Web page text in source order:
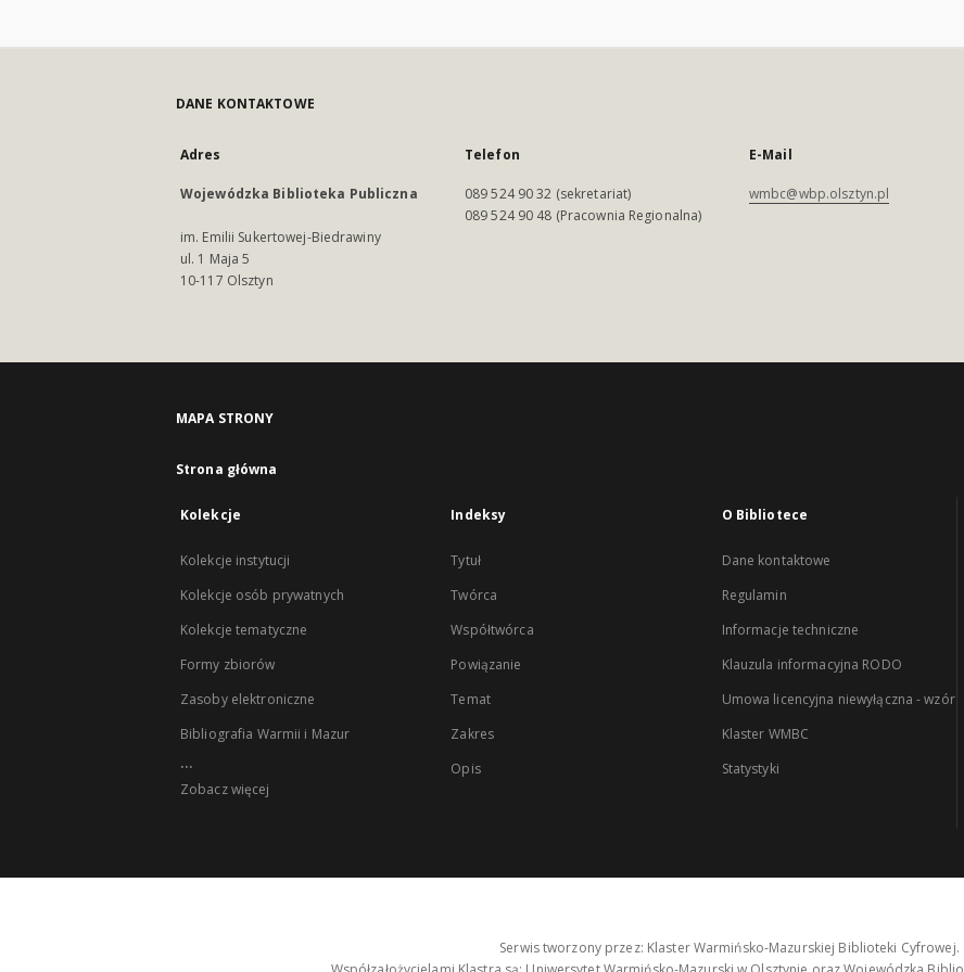
DANE KONTAKTOWE
Adres
Wojewódzka Biblioteka Publiczna
im. Emilii Sukertowej-Biedrawiny
ul. 1 Maja 5
10-117 Olsztyn
Telefon
089 524 90 32 (sekretariat)
089 524 90 48 (Pracownia Regionalna)
E-Mail
wmbc@wbp.olsztyn.pl
MAPA STRONY
Strona główna
Kolekcje
Kolekcje instytucji
Kolekcje osób prywatnych
Kolekcje tematyczne
Formy zbiorów
Zasoby elektroniczne
Bibliografia Warmii i Mazur
...
Zobacz więcej
Indeksy
Tytuł
Twórca
Współtwórca
Powiązanie
Temat
Zakres
Opis
O Bibliotece
Dane kontaktowe
Regulamin
Informacje techniczne
Klauzula informacyjna RODO
Umowa licencyjna niewyłączna - wzór
Klaster WMBC
Statystyki
Serwis tworzony przez: Klaster Warmińsko-Mazurskiej Biblioteki Cyfrowej.